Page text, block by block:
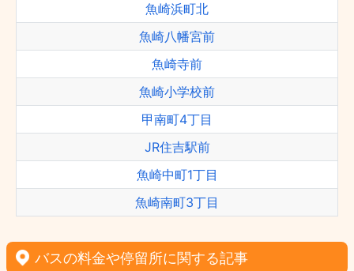
魚崎浜町北
魚崎八幡宮前
魚崎寺前
魚崎小学校前
甲南町4丁目
JR住吉駅前
魚崎中町1丁目
魚崎南町3丁目
バスの料金や停留所に関する記事